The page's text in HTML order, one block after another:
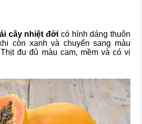
cây nhiệt đới có hình dáng thuôn
còn xanh và chuyển sang màu
đu đủ màu cam, mềm và có vị